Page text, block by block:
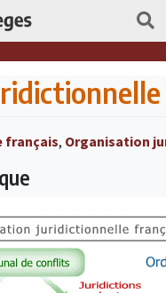
français, Organisation